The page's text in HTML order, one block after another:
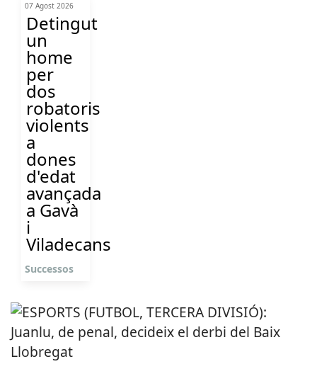
07 Agost 2026
Detingut
un
home
per
dos
robatoris
violents
a
dones
d'edat
avançada
a Gavà
i
Viladecans
Successos